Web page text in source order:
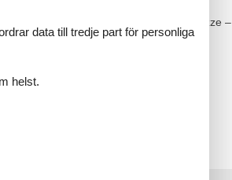
Mitarbeitern möglich. Die
Der beigefügte Grundriss dient als Skizze –
data till tredje part för personliga
helst.